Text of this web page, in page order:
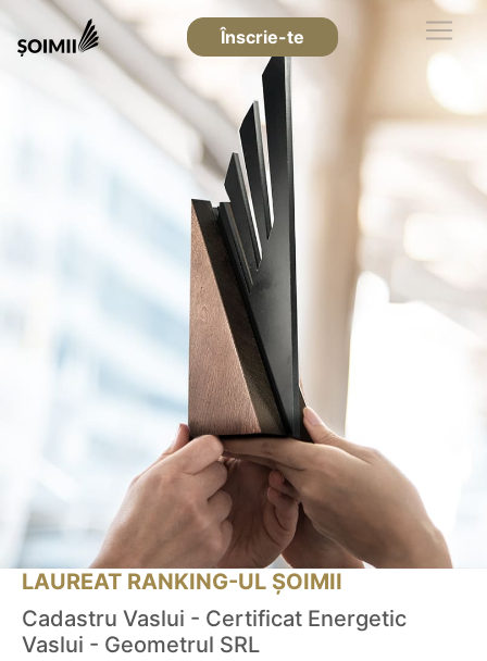
Înscrie-te
LAUREAT RANKING-UL ȘOIMII
Cadastru Vaslui - Certificat Energetic
Vaslui - Geometrul SRL